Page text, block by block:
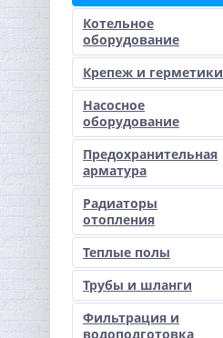
Котельное
оборудование
Крепеж и герметики
Насосное
оборудование
Предохранительная
арматура
Радиаторы
отопления
Теплые полы
Трубы и шланги
Фильтрация и
водоподготовка